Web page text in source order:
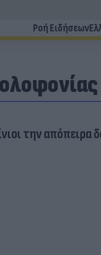
Ροή Ειδήσεων
την